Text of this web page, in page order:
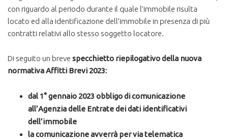
con riguardo al periodo durante il quale l’immobile risulta
locato ed alla identificazione dell’immobile in presenza di più
contratti relativi allo stesso soggetto locatore.
Di seguito un breve specchietto riepilogativo della nuova
normativa Affitti Brevi 2023:
dal 1° gennaio 2023 obbligo di comunicazione
all’Agenzia delle Entrate dei dati identificativi
dell’immobile
la comunicazione avverrà per via telematica